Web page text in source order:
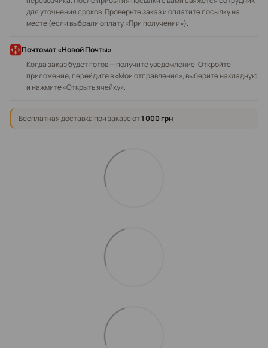
для уточнения сроков. Проверьте заказ и оплатите посылку на
месте (если выбрали оплату «При получении»).
Почтомат «Новой Почты»
Когда заказ будет готов — получите уведомление. Откройте
приложение, перейдите в «Мои отправления», выберите накладную
и нажмите «Открыть ячейку».
Бесплатная доставка при заказе от1 000 грн